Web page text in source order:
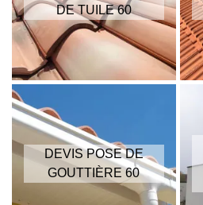
DE TUILE 60
DEVIS POSE DE
GOUTTIÈRE 60